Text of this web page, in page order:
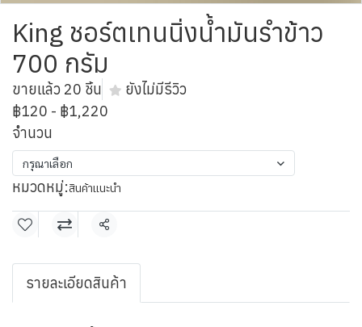
King ชอร์ตเทนนิ่งน้ำมันรำข้าว
700 กรัม
ขายแล้ว 20 ชิ้น
ยังไม่มีรีวิว
฿120 - ฿1,220
จำนวน
กรุณาเลือก
หมวดหมู่:สินค้าแนะนำ
แชร์
รายละเอียดสินค้า